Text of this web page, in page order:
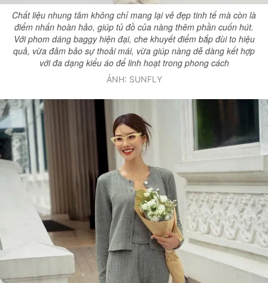
Chất liệu nhung tăm không chỉ mang lại vẻ đẹp tinh tế mà còn là
điểm nhấn hoàn hảo, giúp tủ đồ của nàng thêm phần cuốn hút.
Với phom dáng baggy hiện đại, che khuyết điểm bắp đùi to hiệu
quả, vừa đảm bảo sự thoải mái, vừa giúp nàng dễ dàng kết hợp
với đa dạng kiểu áo để linh hoạt trong phong cách
ẢNH: SUNFLY